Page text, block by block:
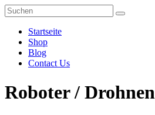
Menü
Startseite
Shop
Blog
Contact Us
Roboter / Drohnen